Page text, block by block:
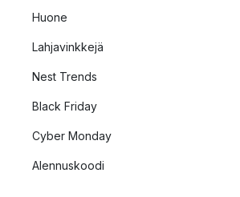
Huone
Lahjavinkkejä
Nest Trends
Black Friday
Cyber Monday
Alennuskoodi